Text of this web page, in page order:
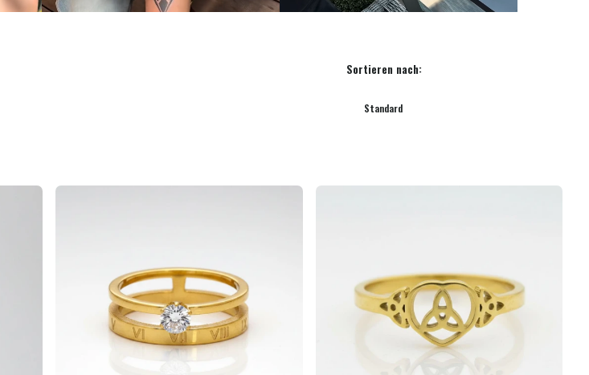
Sortieren nach:
Standard